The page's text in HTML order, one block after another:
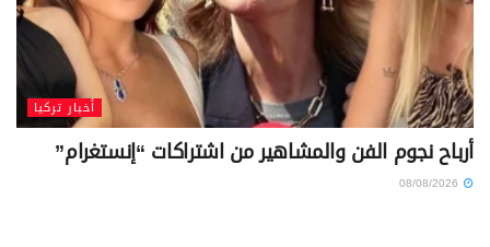
أخبار تركيا
أرباح نجوم الفن والمشاهير من اشتراكات “إنستغرام”